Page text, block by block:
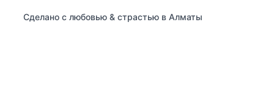
Сделано с любовью & страстью в Алматы